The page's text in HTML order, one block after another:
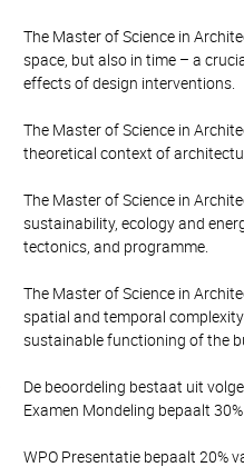
The Master of Science in
space, but also in time – a
effects of design interventions.
The Master of Science in
theoretical context of
The Master of Science in
sustainability, ecology and
tectonics, and programme.
The Master of Science in
spatial and temporal
sustainable functioning of the
De beoordeling bestaat uit
Examen Mondeling bepaalt
WPO Presentatie bepaalt 20%